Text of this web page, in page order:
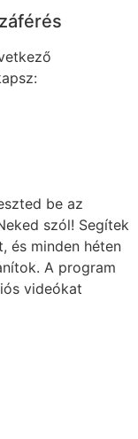
be az
szól! Segítek
és minden héten
A program
videókat